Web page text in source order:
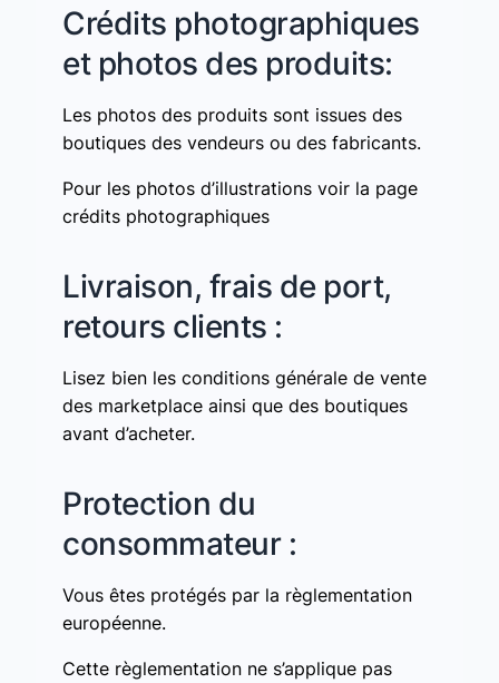
Crédits photographiques
et photos des produits:
Les photos des produits sont issues des
boutiques des vendeurs ou des fabricants.
Pour les photos d’illustrations voir la page
crédits photographiques
Livraison, frais de port,
retours clients :
Lisez bien les conditions générale de vente
des marketplace ainsi que des boutiques
avant d’acheter.
Protection du
consommateur :
Vous êtes protégés par la règlementation
européenne.
Cette règlementation ne s’applique pas